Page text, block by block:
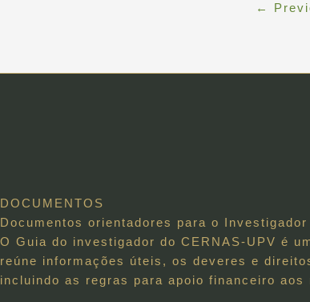
←
DOCUMENTOS
Documentos orientadores para o Investigador
O Guia do investigador do CERNAS-UPV é
reúne informações úteis, os deveres e
incluindo as regras para apoio financeiro aos